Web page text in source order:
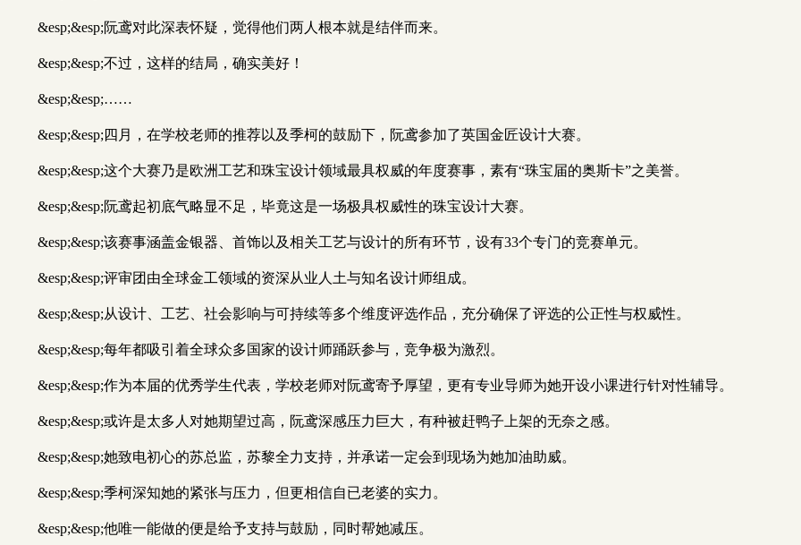
&esp;&esp;阮鸢对此深表怀疑，觉得他们两人根本就是结伴而来。
&esp;&esp;不过，这样的结局，确实美好！
&esp;&esp;……
&esp;&esp;四月，在学校老师的推荐以及季柯的鼓励下，阮鸢参加了英国金匠设计大赛。
&esp;&esp;这个大赛乃是欧洲工艺和珠宝设计领域最具权威的年度赛事，素有“珠宝届的奥斯卡”之美誉。
&esp;&esp;阮鸢起初底气略显不足，毕竟这是一场极具权威性的珠宝设计大赛。
&esp;&esp;该赛事涵盖金银器、首饰以及相关工艺与设计的所有环节，设有33个专门的竞赛单元。
&esp;&esp;评审团由全球金工领域的资深从业人土与知名设计师组成。
&esp;&esp;从设计、工艺、社会影响与可持续等多个维度评选作品，充分确保了评选的公正性与权威性。
&esp;&esp;每年都吸引着全球众多国家的设计师踊跃参与，竞争极为激烈。
&esp;&esp;作为本届的优秀学生代表，学校老师对阮鸢寄予厚望，更有专业导师为她开设小课进行针对性辅导。
&esp;&esp;或许是太多人对她期望过高，阮鸢深感压力巨大，有种被赶鸭子上架的无奈之感。
&esp;&esp;她致电初心的苏总监，苏黎全力支持，并承诺一定会到现场为她加油助威。
&esp;&esp;季柯深知她的紧张与压力，但更相信自已老婆的实力。
&esp;&esp;他唯一能做的便是给予支持与鼓励，同时帮她减压。